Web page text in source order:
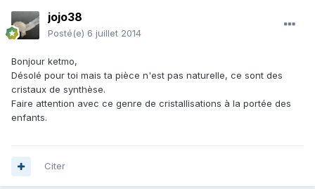
jojo38
Posté(e) 6 juillet 2014
Bonjour ketmo,
Désolé pour toi mais ta pièce n'est pas naturelle, ce sont des
cristaux de synthèse.
Faire attention avec ce genre de cristallisations à la portée des
enfants.
Citer